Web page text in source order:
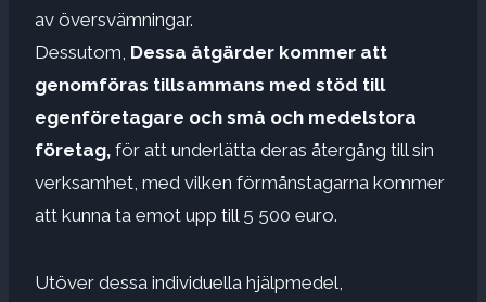
av översvämningar.
Dessutom, Dessa åtgärder kommer att
genomföras tillsammans med stöd till
egenföretagare och små och medelstora
företag, för att underlätta deras återgång till sin
verksamhet, med vilken förmånstagarna kommer
att kunna ta emot upp till 5 500 euro.
Utöver dessa individuella hjälpmedel,